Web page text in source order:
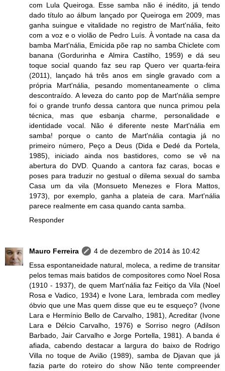
com Lula Queiroga. Esse samba não é inédito, já tendo
dado título ao álbum lançado por Queiroga em 2009, mas
ganha suingue e vitalidade no registro de Mart'nália, feito
com a voz e o violão de Pedro Luís. À vontade na casa da
bamba Mart'nália, Emicida põe rap no samba Chiclete com
banana (Gordurinha e Almira Castilho, 1959) e dá seu
toque social quando faz seu rap Quero ver quarta-feira
(2011), lançado há três anos em single gravado com a
própria Mart'nália, pesando momentaneamente o clima
descontraído. A leveza do canto pop de Mart'nália sempre
foi o grande trunfo dessa cantora que nunca primou pela
técnica, mas que esbanja charme, personalidade e
identidade vocal. Não é diferente neste Mart'nália em
samba! porque o canto de Mart'nália contagia já no
primeiro número, Peço a Deus (Dida e Dedé da Portela,
1985), iniciado ainda nos bastidores, como se vê na
abertura do DVD. Quando a cantora faz caras, bocas e
poses para traduzir no gestual o dilema sexual do samba
Casa um da vila (Monsueto Menezes e Flora Mattos,
1973), por exemplo, ganha a plateia de cara. Mart'nália
parece realmente em casa quando canta samba.
Responder
Mauro Ferreira
4 de dezembro de 2014 às 10:42
Essa espontaneidade natural, moleca, a redime de transitar
pelos temas mais batidos de compositores como Noel Rosa
(1910 - 1937), de quem Mart'nália faz Feitiço da Vila (Noel
Rosa e Vadico, 1934) e Ivone Lara, lembrada com medley
óbvio que une Mas quem disse que eu te esqueço? (Ivone
Lara e Hermínio Bello de Carvalho, 1981), Acreditar (Ivone
Lara e Délcio Carvalho, 1976) e Sorriso negro (Adilson
Barbado, Jair Carvalho e Jorge Portella, 1981). A banda é
afiada, cabendo destacar a largura do baixo de Rodrigo
Villa no toque de Avião (1989), samba de Djavan que já
fazia parte do roteiro do show Não tente compreender